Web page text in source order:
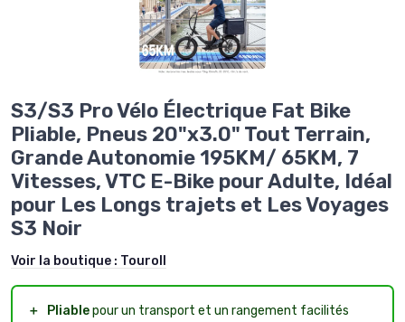
S3/S3 Pro Vélo Électrique Fat Bike
Pliable, Pneus 20"x3.0" Tout Terrain,
Grande Autonomie 195KM/ 65KM, 7
Vitesses, VTC E-Bike pour Adulte, Idéal
pour Les Longs trajets et Les Voyages
S3 Noir
Voir la boutique : Touroll
＋ Pliablepour un transport et un rangement facilités